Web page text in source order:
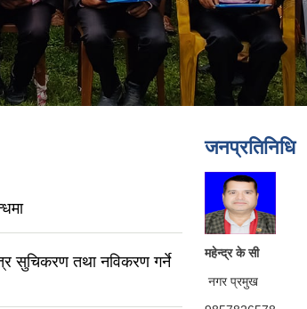
सुचिकरण तथा नविकरण गर्ने
जनप्रतिनिधि
महेन्द्र के सी
नगर प्रमुख